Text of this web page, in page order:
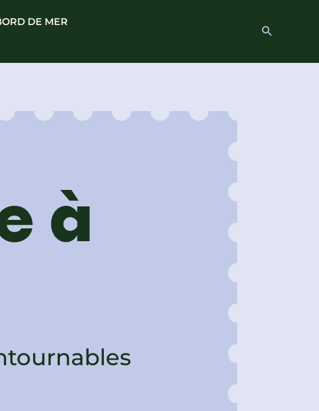
DE MER
Search Button
à